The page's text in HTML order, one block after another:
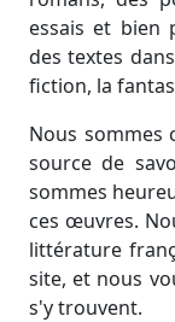
essais et bien
des textes
fiction, la
Nous sommes
source de
sommes
ces œuvres.
littérature
site, et nous
s'y trouvent.